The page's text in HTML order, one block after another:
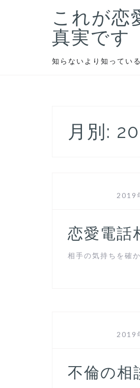
これが恋
真実です
知らないより知ってい
月別:
2019
恋愛電話
相手の気持ちを確
2019
不倫の相